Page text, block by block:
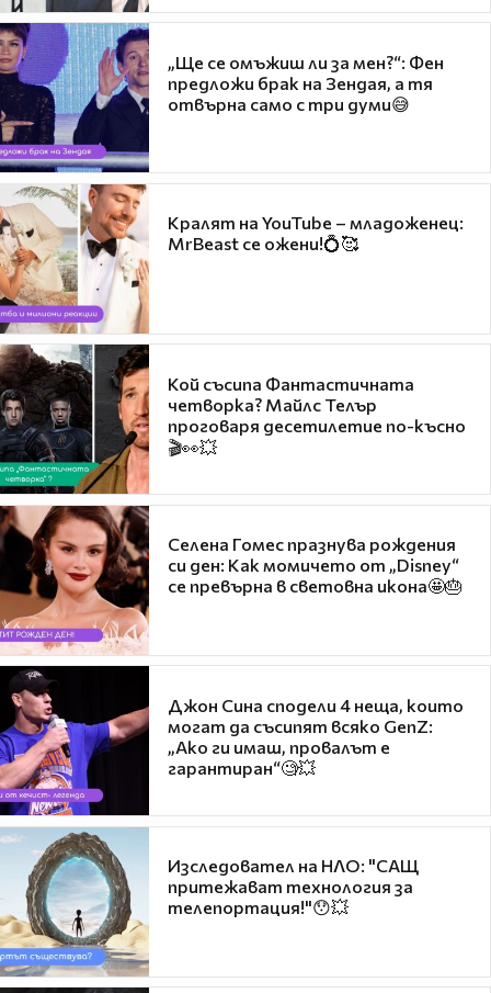
„Ще се омъжиш ли за мен?“: Фен
предложи брак на Зендая, а тя
отвърна само с три думи😅
Кралят на YouTube – младоженец:
MrBeast се ожени!💍🥰
Кой съсипа Фантастичната
четворка? Майлс Телър
проговаря десетилетие по-късно
🎬👀💥
Селена Гомес празнува рождения
си ден: Как момичето от „Disney“
се превърна в световна икона🤩🎂
Джон Сина сподели 4 неща, които
могат да съсипят всяко GenZ:
„Ако ги имаш, провалът е
гарантиран“🧐💥
Изследовател на НЛО: "САЩ
притежават технология за
телепортация!"😯💥